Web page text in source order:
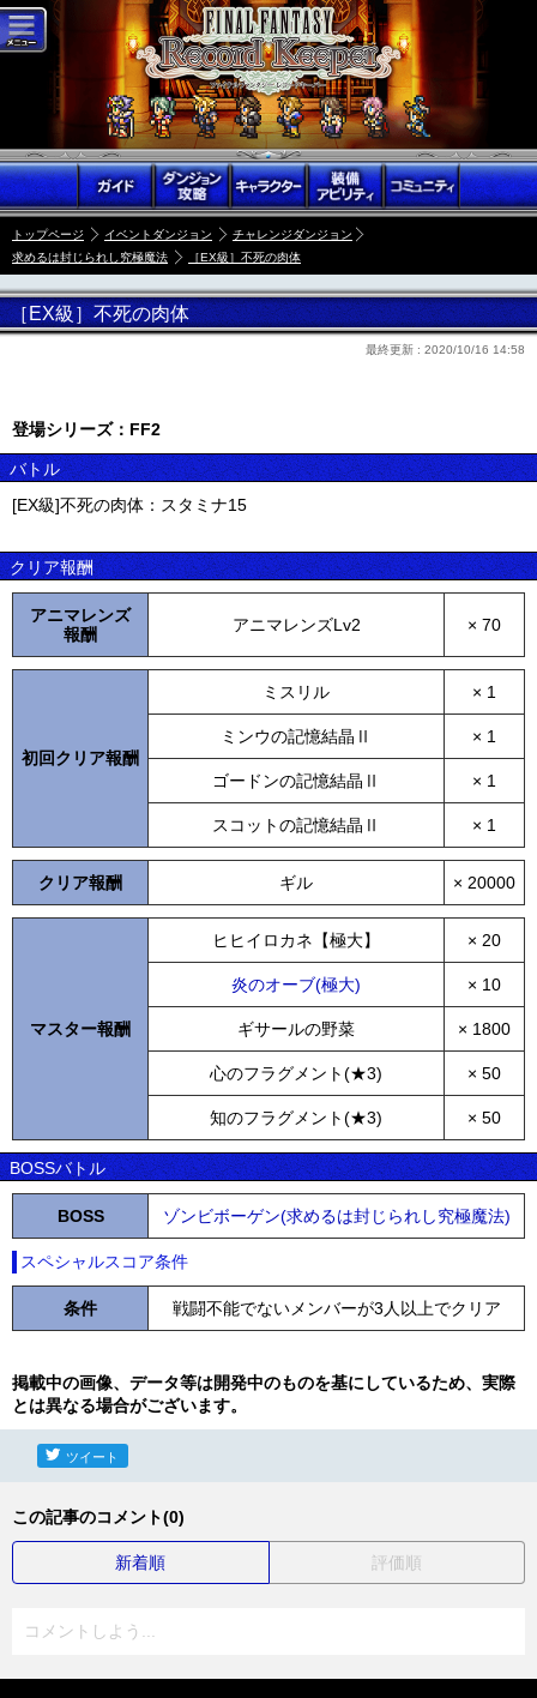
トップページ イベントダンジョン
チャレンジダンジョン
求めるは封じられし究極魔法
［EX級］不死の肉体
［EX級］不死の肉体
最終更新 : 2020/10/16 14:58
登場シリーズ：FF2
バトル
[EX級]不死の肉体：スタミナ15
クリア報酬
アニマレンズ
報酬
アニマレンズLv2 × 70
初回クリア報酬
ミスリル × 1
ミンウの記憶結晶Ⅱ × 1
ゴードンの記憶結晶Ⅱ × 1
スコットの記憶結晶Ⅱ × 1
クリア報酬 ギル × 20000
マスター報酬
ヒヒイロカネ【極大】 × 20
炎のオーブ(極大) × 10
ギサールの野菜 × 1800
心のフラグメント(★3) × 50
知のフラグメント(★3) × 50
BOSSバトル
BOSS ゾンビボーゲン(求めるは封じられし究極魔法)
スペシャルスコア条件
条件 戦闘不能でないメンバーが3人以上でクリア
掲載中の画像、データ等は開発中のものを基にしているため、実際
とは異なる場合がございます。
ツイート
この記事のコメント(0)
新着順 評価順
コメントしよう...